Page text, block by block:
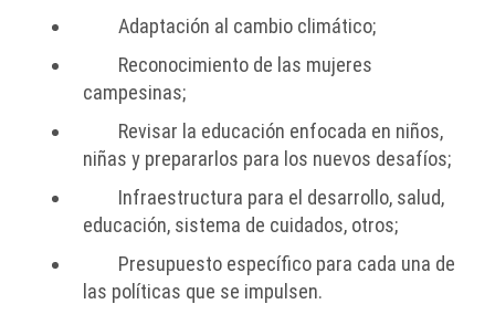
Adaptación al cambio climático;
Reconocimiento de las mujeres
campesinas;
Revisar la educación enfocada en niños,
niñas y prepararlos para los nuevos desafíos;
Infraestructura para el desarrollo, salud,
educación, sistema de cuidados, otros;
Presupuesto específico para cada una de
las políticas que se impulsen.